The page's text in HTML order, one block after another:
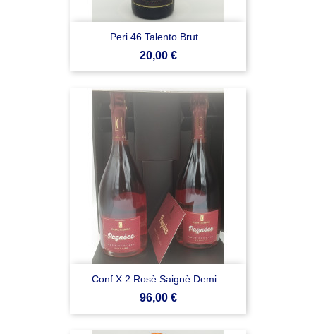
Peri 46 Talento Brut...
Prezzo
20,00 €
Conf X 2 Rosè Saignè Demi...
Prezzo
96,00 €